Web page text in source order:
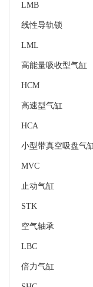
LMB
线性导轨锁
LML
高能量吸收型气缸
HCM
高速型气缸
HCA
小型带真空吸盘气
MVC
止动气缸
STK
空气轴承
LBC
倍力气缸